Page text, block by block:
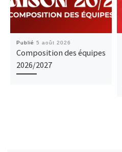
Publié 5 août 2026
Composition des équipes
2026/2027